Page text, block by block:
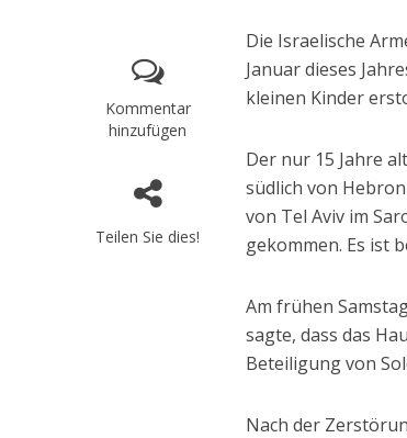
Kommentar
hinzufügen
Teilen Sie dies!
Die Israelische
Januar dieses
kleinen Kinder
Der nur 15 Jahre
südlich von
von Tel Aviv im
gekommen. Es ist
Am frühen
sagte, dass das
Beteiligung von
Nach der